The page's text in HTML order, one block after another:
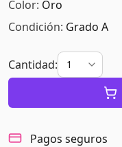
Color: Oro
Condición: Grado A
Cantidad:
Pagos seguros